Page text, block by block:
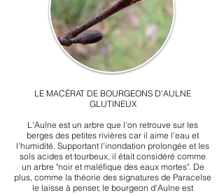
LE MACÉRAT DE BOURGEONS D'AULNE
GLUTINEUX
L'Aulne est un arbre que l'on retrouve sur les
berges des petites rivières car il aime l'eau et
l'humidité. Supportant l'inondation prolongée et les
sols acides et tourbeux, il était considéré comme
un arbre "noir et maléfique des eaux mortes". De
plus, comme la théorie des signatures de Paracelse
le laisse à penser, le bourgeon d'Aulne est